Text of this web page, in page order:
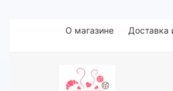
О магазине Доставка